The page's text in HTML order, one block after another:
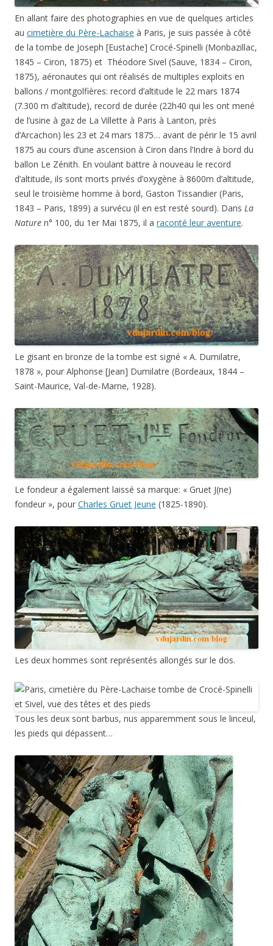
En allant faire des photographies en vue de quelques articles
au cimetière du Père-Lachaise à Paris, je suis passée à côté
de la tombe de Joseph [Eustache] Crocé-Spinelli (Monbazillac,
1845 – Ciron, 1875) et Théodore Sivel (Sauve, 1834 – Ciron,
1875), aéronautes qui ont réalisés de multiples exploits en
ballons / montgolfières: record d’altitude le 22 mars 1874
(7.300 m d’altitude), record de durée (22h40 qui les ont mené
de l’usine à gaz de La Villette à Paris à Lanton, près
d’Arcachon) les 23 et 24 mars 1875… avant de périr le 15 avril
1875 au cours d’une ascension à Ciron dans l’Indre à bord du
ballon Le Zénith. En voulant battre à nouveau le record
d’altitude, ils sont morts privés d’oxygène à 8600m d’altitude,
seul le troisième homme à bord, Gaston Tissandier (Paris,
1843 – Paris, 1899) a survécu (il en est resté sourd). Dans La
Nature n° 100, du 1er Mai 1875, il a raconté leur aventure.
Le gisant en bronze de la tombe est signé « A. Dumilatre,
1878 », pour Alphonse [Jean] Dumilatre (Bordeaux, 1844 –
Saint-Maurice, Val-de-Marne, 1928).
Le fondeur a également laissé sa marque: « Gruet J(ne)
fondeur », pour Charles Gruet Jeune (1825-1890).
Les deux hommes sont représentés allongés sur le dos.
Tous les deux sont barbus, nus apparemment sous le linceul,
les pieds qui dépassent…